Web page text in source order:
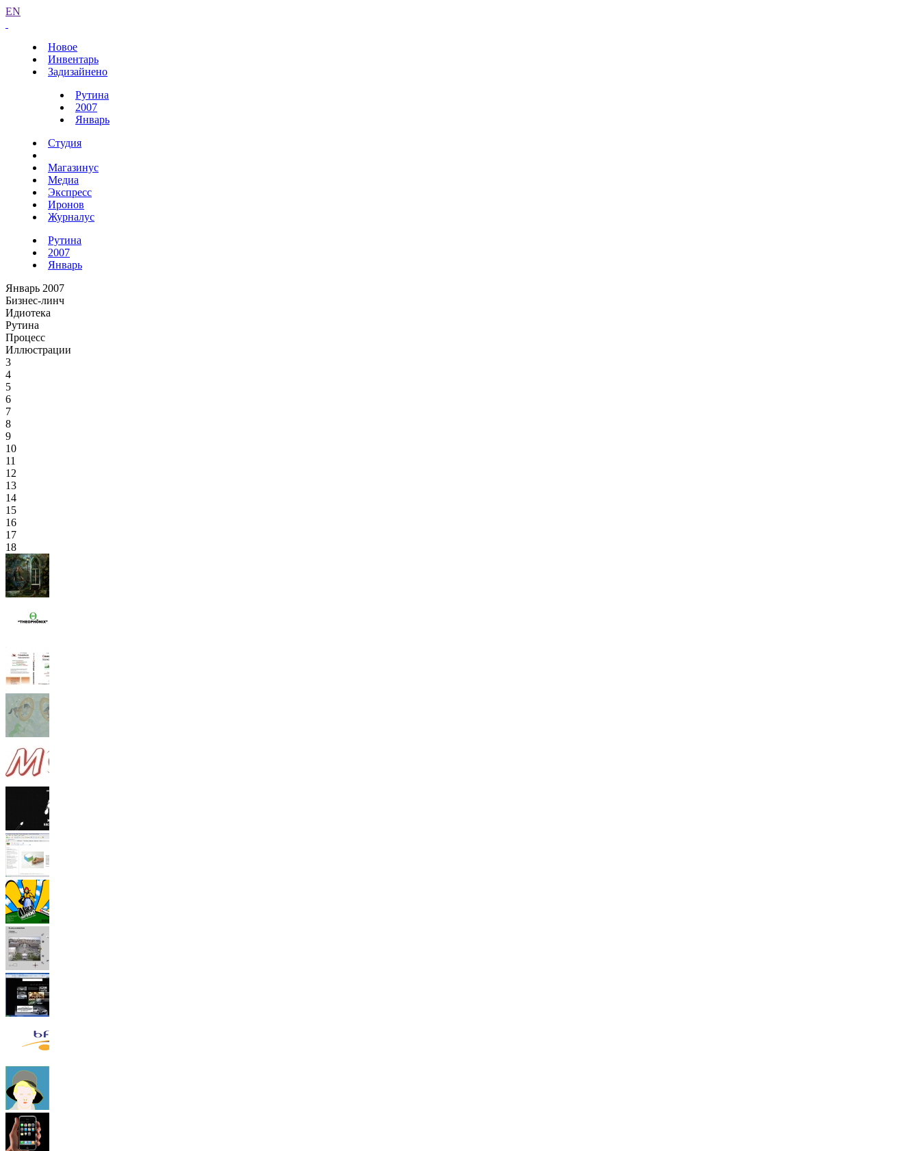
EN
Новое
Инвентарь
Задизайнено
Рутина
2007
Январь
Студия
Магазинус
Медиа
Экспресс
Иронов
Журналус
Рутина
2007
Январь
Январь 2007
Бизнес-линч
Идиотека
Рутина
Процесс
Иллюстрации
3
4
5
6
7
8
9
10
11
12
13
14
15
16
17
18